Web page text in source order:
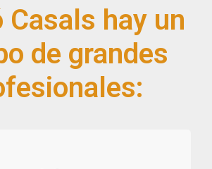
Casals hay un
de grandes